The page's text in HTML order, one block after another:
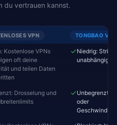
du vertrauen kannst.
VPN TONGBAO VPN
Kostenlose VPNs
oft deine
und teilen Daten
Niedrig:
unabhängig
Drosselung und
Unbegrenzt:
oder